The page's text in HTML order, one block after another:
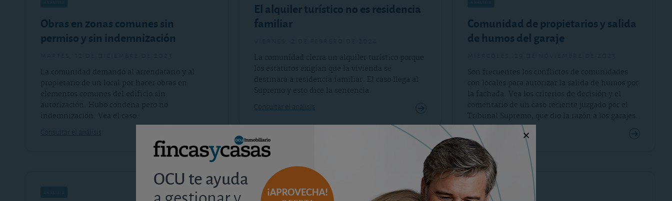
El alquiler turístico no es residencia
familiar
La comunidad cierra un alquiler turístico porque
los estatutos exigían que la vivienda se
destinara a residencia familiar. El caso llega al
Supremo y esto dice la sentencia.
Consultar el análisis
Obras en zonas comunes sin
permiso y sin indemnización
La comunidad demandó al arrendatario y al
propietario de un local por hacer obras en
elementos comunes del edificio sin
autorización. Hubo condena pero no
indemnización. Vea el caso.
Consultar el análisis
Comunidad de propietarios y salida
de humos del garaje
Son frecuentes los conflictos de comunidades
con locales para autorizar la salida de humos por
la fachada. Vea los criterios de decisión y el
comentario de un caso reciente juzgado por el
Tribunal Supremo, que dio la razón a los garajes.
Consultar el análisis
La comunidad paraliza la obra del
análisis